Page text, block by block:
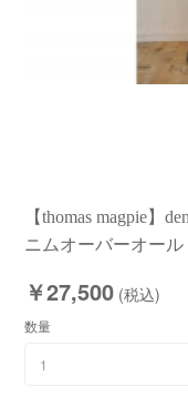
【thomas magpie】
ニムオーバーオール
￥27,500 (税込)
数量
1